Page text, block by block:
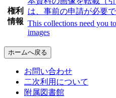
権利
情報
は、事前の申請が必要
This collections need you
images
ホームへ戻る
お問い合わせ
二次利用について
附属図書館